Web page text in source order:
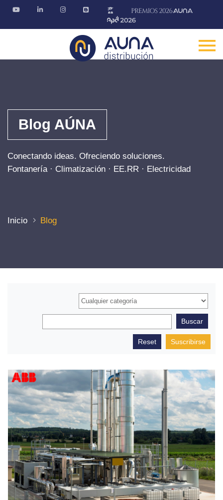
Blog AÚNA
Conectando ideas. Ofreciendo soluciones.
Fontanería · Climatización · EE.RR · Electricidad
Inicio Blog
Suscribirse